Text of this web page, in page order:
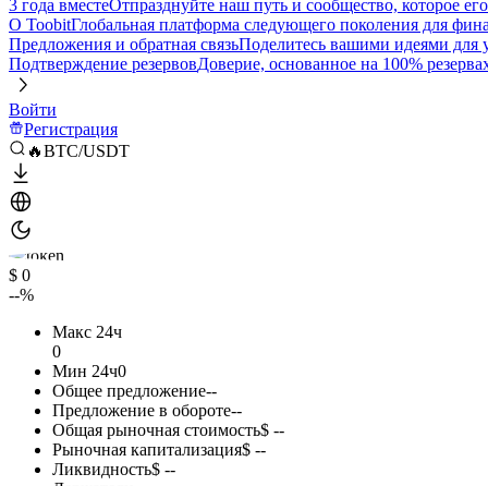
3 года вместеОтпразднуйте наш путь и сообщество, которое
О ToobitГлобальная платформа следующего поколения для
Предложения и обратная связьПоделитесь вашими идеями для
Подтверждение резервовДоверие, основанное на 100%
Войти
Регистрация
🔥BTC/USDT
$ 0
--%
Макс 24ч
0
Мин 24ч0
Общее предложение--
Предложение в обороте--
Общая рыночная стоимость$ --
Рыночная капитализация$ --
Ликвидность$ --